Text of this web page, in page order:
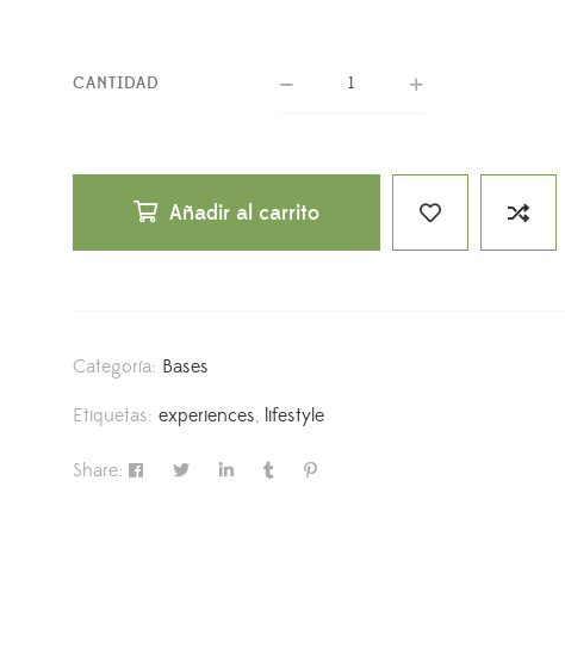
CANTIDAD
Añadir al carrito
Categoría: Bases
Etiquetas:experiences, lifestyle
Share: